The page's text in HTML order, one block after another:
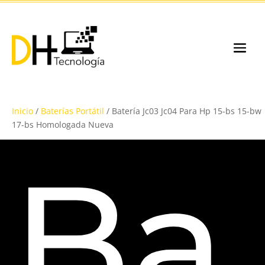
Inicio / Baterías Portátil / Batería Jc03 Jc04 Para Hp 15-bs 15-bw
17-bs Homologada Nueva